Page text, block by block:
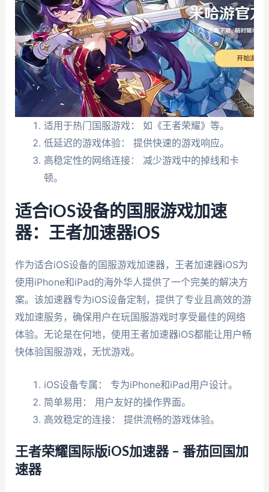
适用于热门国服游戏： 如《王者荣耀》等。
低延迟的游戏体验： 提供快速的游戏响应。
高稳定性的网络连接： 减少游戏中的掉线和卡
顿。
适合iOS设备的国服游戏加速
器：王者加速器iOS
作为适合iOS设备的国服游戏加速器，王者加速器iOS为
使用iPhone和iPad的海外华人提供了一个完美的解决方
案。该加速器专为iOS设备定制，提供了专业且高效的游
戏加速服务，确保用户在玩国服游戏时享受最佳的网络
体验。无论是在何地，使用王者加速器iOS都能让用户畅
快体验国服游戏，无忧游戏。
iOS设备专属： 专为iPhone和iPad用户设计。
简单易用： 用户友好的操作界面。
高效稳定的连接： 提供流畅的游戏体验。
王者荣耀国际版iOS加速器 – 番茄回国加
速器